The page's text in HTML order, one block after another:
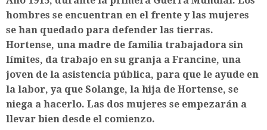
hombres se encuentran en el frente y las mujeres
se han quedado para defender las tierras.
Hortense, una madre de familia trabajadora sin
límites, da trabajo en su granja a Francine, una
joven de la asistencia pública, para que le ayude en
la labor, ya que Solange, la hija de Hortense, se
niega a hacerlo. Las dos mujeres se empezarán a
llevar bien desde el comienzo.